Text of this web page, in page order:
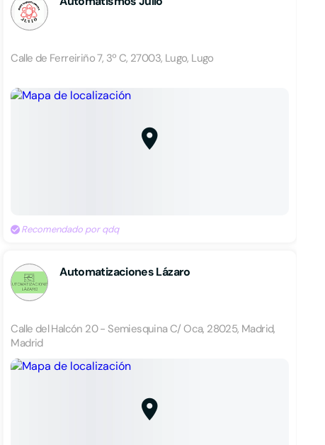
Calle de Ferreiriño 7, 3º C, 27003, Lugo, Lugo
Recomendado por qdq
Automatizaciones Lázaro
Calle del Halcón 20 - Semiesquina C/ Oca, 28025, Madrid,
Madrid